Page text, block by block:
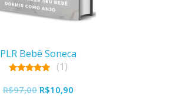
PLR Bebê Soneca
out of 5
(1)
R$97,00 O
R$10,90